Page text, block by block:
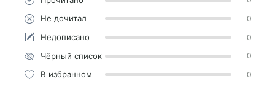
Не дочитал 0
Недописано 0
Чёрный список 0
В избранном 0